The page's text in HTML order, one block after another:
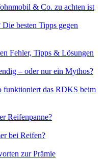
& Co. zu achten ist
besten Tipps gegen
Fehler, Tipps & Lösungen
– oder nur ein Mythos?
funktioniert das RDKS beim
Reifenpanne?
bei Reifen?
zur Prämie